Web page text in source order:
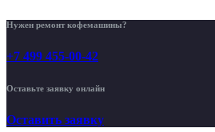
Нужен ремонт кофемашины?
+7 499 455-00-42
Оставьте заявку онлайн
Оставить заявку